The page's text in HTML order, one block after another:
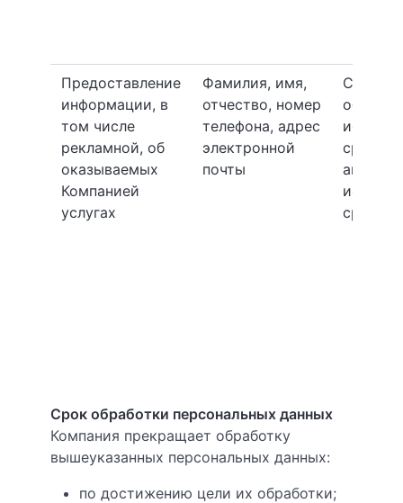
Предоставление
информации, в
том числе
рекламной, об
оказываемых
Компанией
услугах
Фамилия, имя,
отчество, номер
телефона, адрес
электронной
почты
средств
средств
Срок обработки персональных данных
Компания прекращает обработку
вышеуказанных персональных данных:
по достижению цели их обработки;